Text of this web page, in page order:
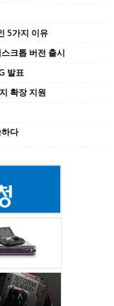
5가지 이유
크톱 버전 출시
발표
확장 지원
다